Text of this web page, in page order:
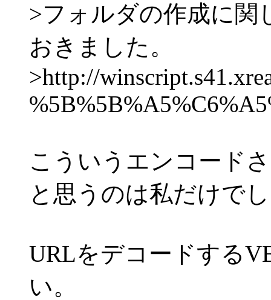
>フォルダの作成に関
おきました。
>http://
こういうエンコード
と思うのは私だけで
URLをデコードする
い。